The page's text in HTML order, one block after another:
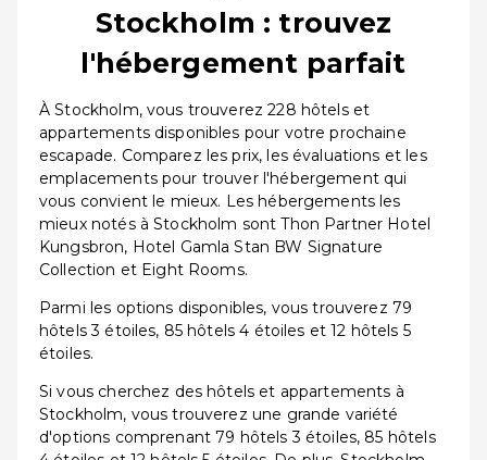
Stockholm : trouvez
l'hébergement parfait
À Stockholm, vous trouverez 228 hôtels et
appartements disponibles pour votre prochaine
escapade. Comparez les prix, les évaluations et les
emplacements pour trouver l'hébergement qui
vous convient le mieux. Les hébergements les
mieux notés à Stockholm sont Thon Partner Hotel
Kungsbron, Hotel Gamla Stan BW Signature
Collection et Eight Rooms.
Parmi les options disponibles, vous trouverez 79
hôtels 3 étoiles, 85 hôtels 4 étoiles et 12 hôtels 5
étoiles.
Si vous cherchez des hôtels et appartements à
Stockholm, vous trouverez une grande variété
d'options comprenant 79 hôtels 3 étoiles, 85 hôtels